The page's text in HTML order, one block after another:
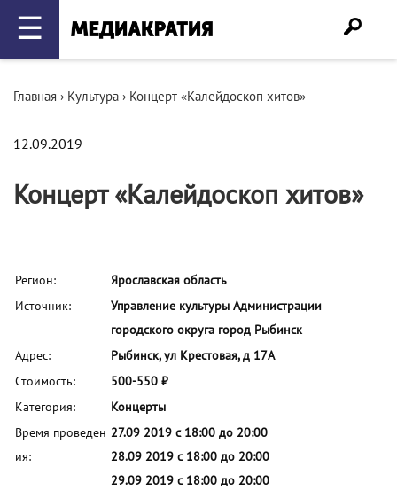
☰
Главная › Культура › Концерт «Калейдоскоп хитов»
12.09.2019
Концерт «Калейдоскоп хитов»
Регион:
Ярославская область
Источник:
Управление культуры Администрации
городского округа город Рыбинск
Адрес:
Рыбинск, ул Крестовая, д 17А
Стоимость:
500-550 ₽
Категория:
Концерты
Время проведен
ия:
27.09 2019 с 18:00 до 20:00
28.09 2019 с 18:00 до 20:00
29.09 2019 с 18:00 до 20:00